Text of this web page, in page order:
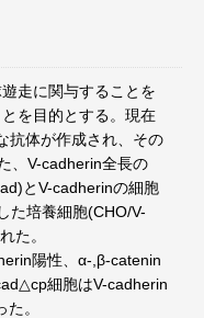
走に関与することを
を目的とする。現在
抗体が作成され、その
、V-cadherin全長の
とV-cadherinの細胞
た培養細胞(CHO/V-
た。
陽性、α-,β-catenin
細胞はV-cadherin
。